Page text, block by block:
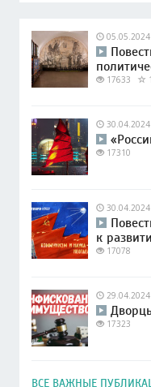
17633
17310
к
17078
17323
ВСЕ ВАЖНЫЕ